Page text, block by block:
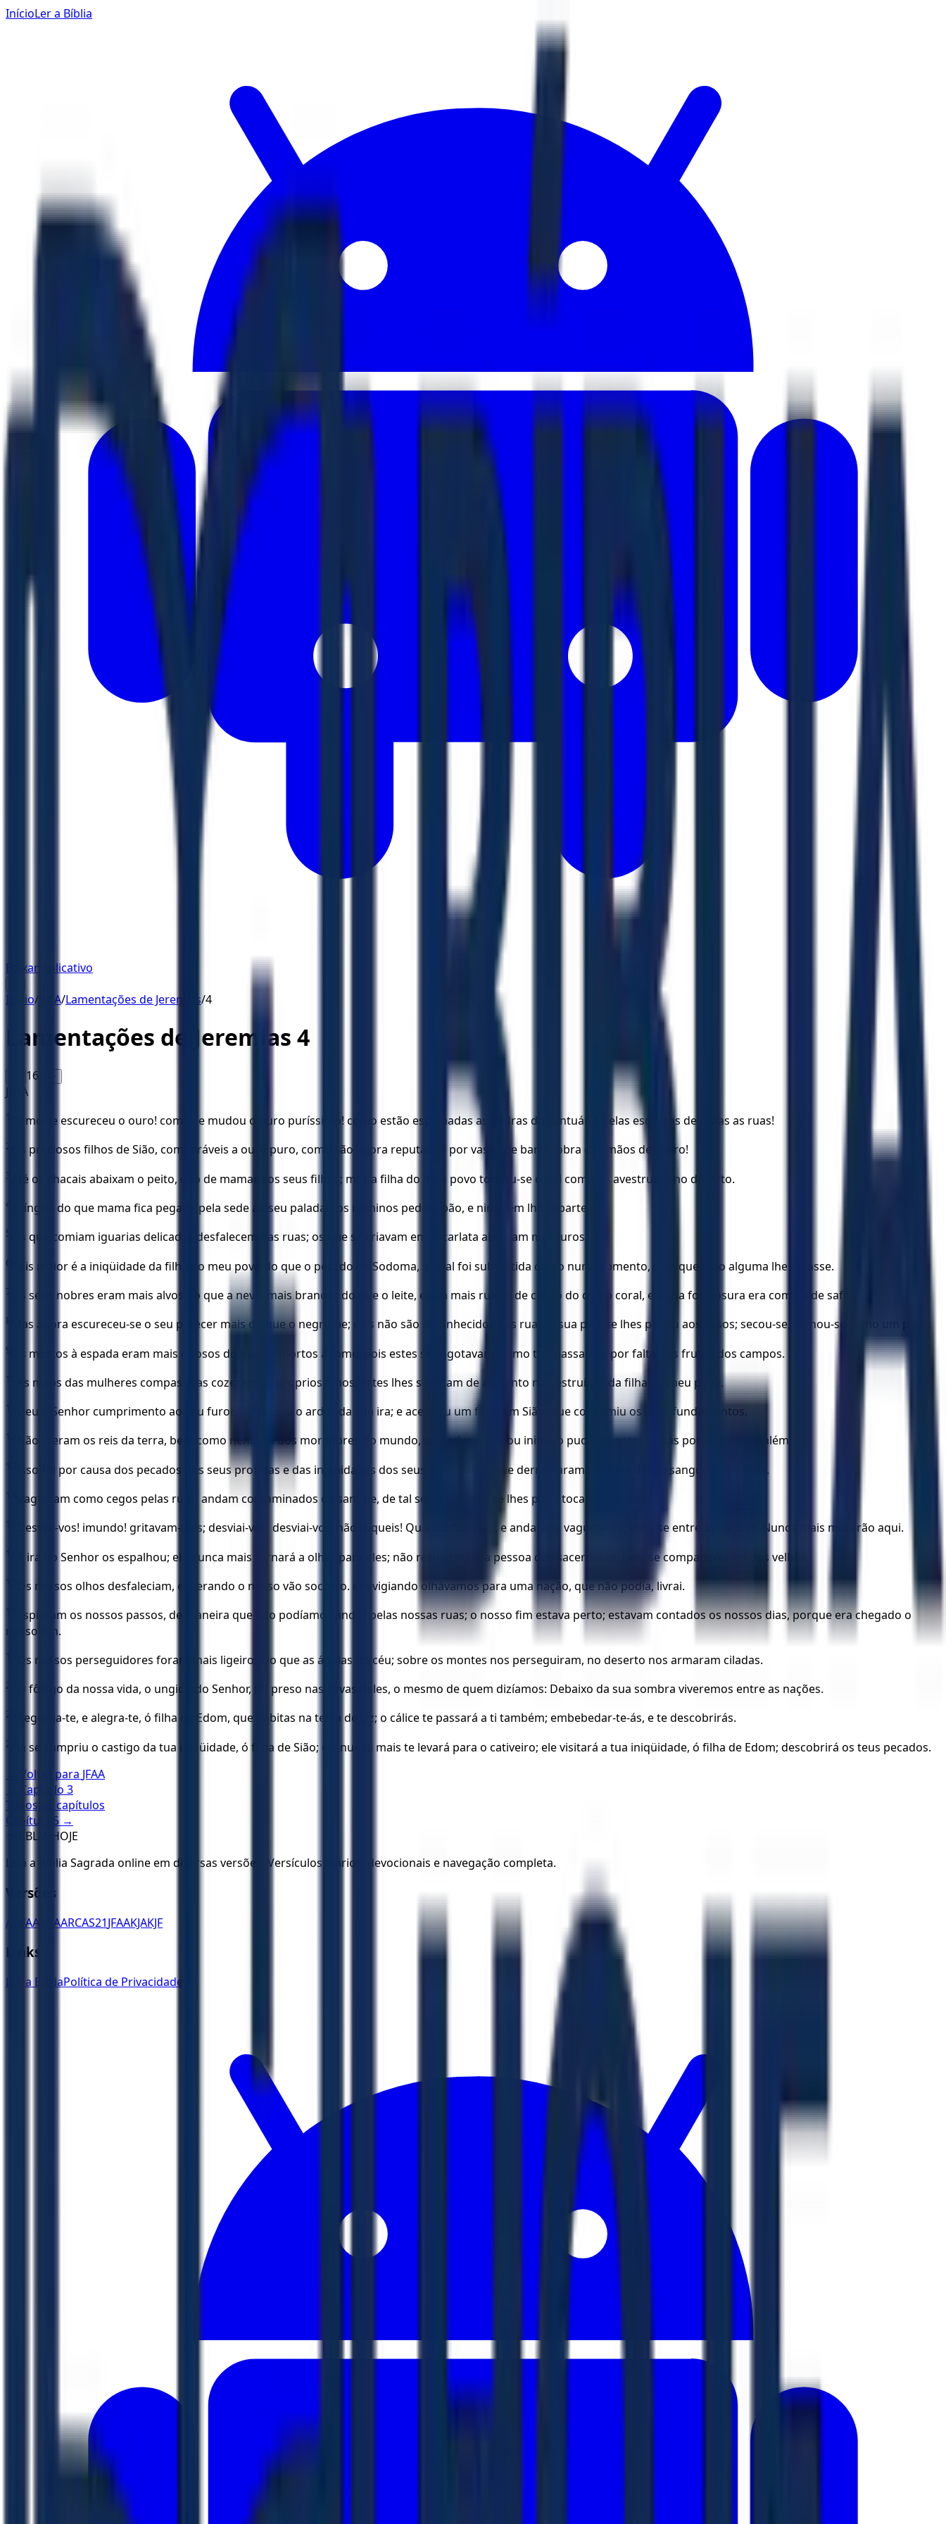
InícioLer a Bíblia
Baixar Aplicativo
Início/ JFAA/Lamentações de Jeremias/4
Lamentações de Jeremias 4
16 A+
JFAA
1 Como se escureceu o ouro! como se mudou o ouro puríssimo! como estão espalhadas as pedras do santuário pelas esquinas de todas as ruas!
2 Os preciosos filhos de Sião, comparáveis a ouro puro, como são agora reputados por vasos de barro, obra das mãos de oleiro!
3 Até os chacais abaixam o peito, dão de mamar aos seus filhos; mas a filha do meu povo tornou-se cruel como os avestruzes no deserto.
4 A língua do que mama fica pegada pela sede ao seu paladar; os meninos pedem pão, e ninguém lho reparte.
5 Os que comiam iguarias delicadas desfalecem nas ruas; os que se criavam em escarlata abraçam monturos.
6 Pois maior é a iniqüidade da filha do meu povo do que o pecado de Sodoma, a qual foi subvertida como num momento, sem que mão alguma lhe tocasse.
7 Os seus nobres eram mais alvos do que a neve, mais brancos do que o leite, eram mais ruivos de corpo do que o coral, e a sua formosura era como a de safira.
8 Mas agora escureceu-se o seu parecer mais do que o negrume; eles não são reconhecidos nas ruas; a sua pele se lhes pegou aos ossos; secou-se, tornou-se como um pau. .
9 Os mortos à espada eram mais ditosos do que os mortos à fome, pois estes se esgotavam, como traspassados, por falta dos frutos dos campos.
10 As mãos das mulheres compassivas cozeram os próprios filhos; estes lhes serviram de alimento na destruição da filha do meu povo.
11 Deu o Senhor cumprimento ao seu furor, derramou o ardor da sua ira; e acendeu um fogo em Sião, que consumiu os seus fundamentos.
12 Não creram os reis da terra, bem como nenhum dos moradores do mundo, que adversário ou inimigo pudesse entrar pelas portas de Jerusalém.
13 Isso foi por causa dos pecados dos seus profetas e das iniqüidades dos seus sacerdotes, que derramaram no meio dela o sangue dos justos.
14 Vagueiam como cegos pelas ruas; andam contaminados de sangue, de tal sorte que não se lhes pode tocar nas roupas.
15 Desviai-vos! imundo! gritavam-lhes; desviai-vos, desviai-vos, não toqueis! Quando fugiram, e andaram, vagueando, dizia-se entre as nações: Nunca mais morarão aqui.
16 A ira do Senhor os espalhou; ele nunca mais tornará a olhar para eles; não respeitaram a pessoa dos sacerdotes, nem se compadeceram dos velhos.
17 Os nossos olhos desfaleciam, esperando o nosso vão socorro. em vigiando olhávamos para uma nação, que não podia, livrai.
18
Espiaram os nossos passos, de maneira que não podíamos andar pelas nossas ruas; o nosso fim estava perto; estavam contados os nossos dias, porque era chegado o
nosso fim.
19 Os nossos perseguidores foram mais ligeiros do que as águias do céu; sobre os montes nos perseguiram, no deserto nos armaram ciladas.
20 O fôlego da nossa vida, o ungido do Senhor, foi preso nas covas deles, o mesmo de quem dizíamos: Debaixo da sua sombra viveremos entre as nações.
21 Regozija-te, e alegra-te, ó filha de Edom, que habitas na terra de Uz; o cálice te passará a ti também; embebedar-te-ás, e te descobrirás.
22
Já se cumpriu o castigo da tua iniqüidade, ó filha de Sião; ele nunca mais te levará para o cativeiro; ele visitará a tua iniqüidade, ó filha de Edom; descobrirá os teus pecados.
← Voltar para JFAA
← Capítulo 3
Todos os capítulos
Capítulo
5 →
BÍBLIA HOJE
Leia a Bíblia Sagrada online em diversas versões. Versículos diários, devocionais e navegação completa.
Versões
ACFAA ARAARCAS21JFAAKJAKJF
Links
Ler a BíbliaPolítica de Privacidade